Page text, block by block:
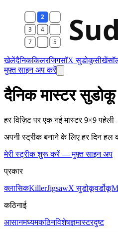
खेलेंदैनिककिलरजिगसॉX सुडोकूसीखें
मुफ़्त साइन अप करें
दैनिक मास्टर सुडोकू
हर विज़िट पर एक नई मास्टर 9×9
अपनी स्ट्रीक बनाने के लिए हर दिन
मेरी स्ट्रीक शुरू करें — मुफ़्त साइन अप
प्रकार
क्लासिकKillerJigsawX सुडोकूवर्डोकू
कठिनाई
आसानमध्यमकठिनविशेषज्ञमास्टरदुष्ट